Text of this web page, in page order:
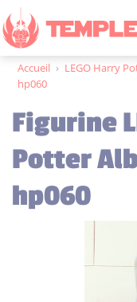
Accueil › LEGO Harry
hp060
Figurine
Potter
hp060